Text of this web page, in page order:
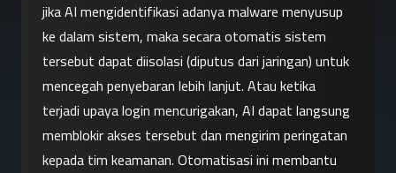
jika AI mengidentifikasi adanya malware menyusup
ke dalam sistem, maka secara otomatis sistem
tersebut dapat diisolasi (diputus dari jaringan) untuk
mencegah penyebaran lebih lanjut. Atau ketika
terjadi upaya login mencurigakan, AI dapat langsung
memblokir akses tersebut dan mengirim peringatan
kepada tim keamanan. Otomatisasi ini membantu